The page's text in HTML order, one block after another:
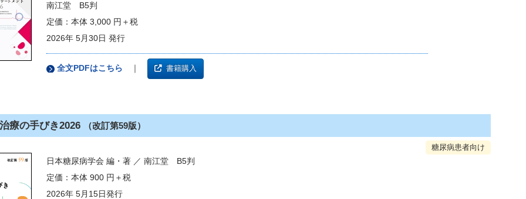
南江堂 B5判
定価：本体 3,000 円＋税
2026年 5月30日 発行
全文PDFはこちら ｜ 書籍購入
療の手びき2026 （改訂第59版）
糖尿病患者向け
日本糖尿病学会 編・著 ／ 南江堂 B5判
定価：本体 900 円＋税
2026年 5月15日発行